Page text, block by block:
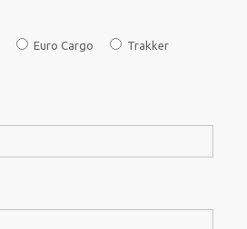
Euro Cargo
Trakker